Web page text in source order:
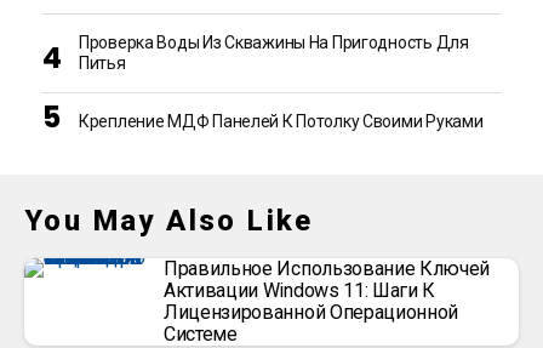
Проверка Воды Из Скважины На Пригодность Для
Питья
Крепление МДФ Панелей К Потолку Своими Руками
You May Also Like
Правильное Использование Ключей
Активации Windows 11: Шаги К
Лицензированной Операционной
Системе